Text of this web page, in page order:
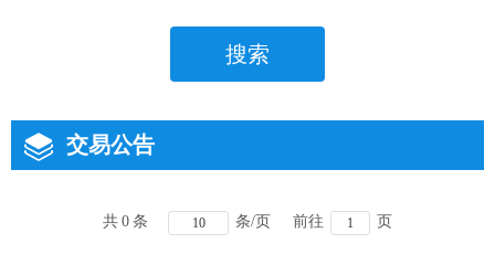
搜索
交易公告
共 0 条 条/页 前往 页